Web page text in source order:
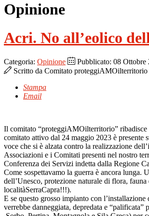
Opinione
Acri. No all’eolico
Categoria: Opinione
Pubblicato: 08 Ottobre
Scritto da Comitato proteggiAMOilterritorio
Stampa
Email
Il comitato “proteggiAMOilterritorio” ribadisce
comitato attivo dal 24 maggio 2023 è presente
voce che si è alzata contro la realizzazione
Associazioni e i Comitati presenti nel nostro
Conferenza dei Servizi indetta dalla Regione
Come sospettavamo la guerra è ancora lunga.
dell’Unesco, protezione naturale di flora,
localitàSerraCapra!!!).
E se questo grosso impianto con l’installazione
verrebbe danneggiata, depredata e